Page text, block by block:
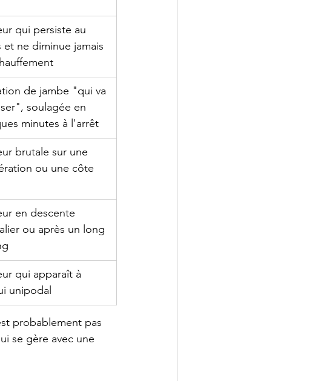
qui persiste au
et ne diminue jamais
de jambe "qui va
soulagée en
minutes à l'arrêt
brutale sur une
ou une côte
en descente
ou après un long
qui apparaît à
unipodal
probablement pas
se gère avec une